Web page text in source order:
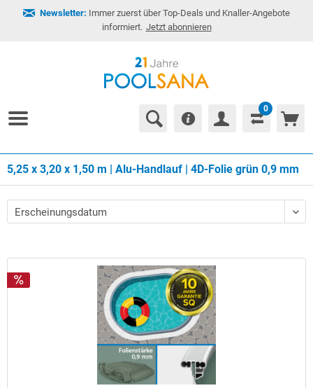
Newsletter: Immer zuerst über Top-Deals und Knaller-Angebote
informiert. Jetzt abonnieren
0
5,25 x 3,20 x 1,50 m | Alu-Handlauf | 4D-Folie grün 0,9 mm